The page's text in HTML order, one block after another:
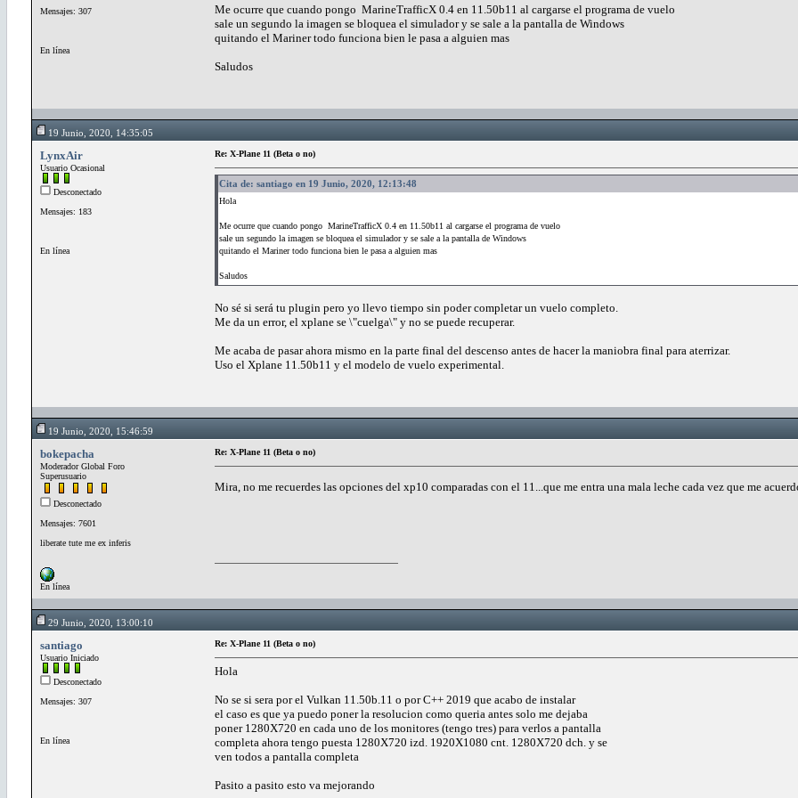
Mensajes: 307
En línea
Me ocurre que cuando pongo MarineTrafficX 0.4 en 11.50b11 al cargarse el programa de vuelo
sale un segundo la imagen se bloquea el simulador y se sale a la pantalla de Windows
quitando el Mariner todo funciona bien le pasa a alguien mas
Saludos
19 Junio, 2020, 14:35:05
LynxAir
Usuario Ocasional
Desconectado
Mensajes: 183
En línea
Re: X-Plane 11 (Beta o no)
Cita de: santiago en 19 Junio, 2020, 12:13:48
Hola
Me ocurre que cuando pongo MarineTrafficX 0.4 en 11.50b11 al cargarse el programa de vuelo
sale un segundo la imagen se bloquea el simulador y se sale a la pantalla de Windows
quitando el Mariner todo funciona bien le pasa a alguien mas
Saludos
No sé si será tu plugin pero yo llevo tiempo sin poder completar un vuelo completo.
Me da un error, el xplane se \"cuelga\" y no se puede recuperar.
Me acaba de pasar ahora mismo en la parte final del descenso antes de hacer la maniobra final para aterrizar.
Uso el Xplane 11.50b11 y el modelo de vuelo experimental.
19 Junio, 2020, 15:46:59
bokepacha
Moderador Global Foro
Superusuario
Desconectado
Mensajes: 7601
liberate tute me ex inferis
En línea
Re: X-Plane 11 (Beta o no)
Mira, no me recuerdes las opciones del xp10 comparadas con el 11...que me entra una mala leche cada vez que me
29 Junio, 2020, 13:00:10
santiago
Usuario Iniciado
Desconectado
Mensajes: 307
En línea
Re: X-Plane 11 (Beta o no)
Hola
No se si sera por el Vulkan 11.50b.11 o por C++ 2019 que acabo de instalar
el caso es que ya puedo poner la resolucion como queria antes solo me dejaba
poner 1280X720 en cada uno de los monitores (tengo tres) para verlos a pantalla
completa ahora tengo puesta 1280X720 izd. 1920X1080 cnt. 1280X720 dch. y se
ven todos a pantalla completa
Pasito a pasito esto va mejorando